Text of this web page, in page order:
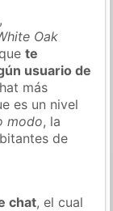
Oak
te
usuario de
más
es un nivel
modo, la
de
chat, el cual